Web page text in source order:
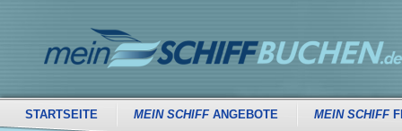
STARTSEITE MEIN SCHIFFANGEBOTE MEIN SCHIFF